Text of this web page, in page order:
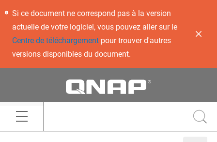
Si ce document ne correspond pas à la version
actuelle de votre logiciel, vous pouvez aller sur le
Centre de téléchargementpour trouver d'autres
versions disponibles du document.